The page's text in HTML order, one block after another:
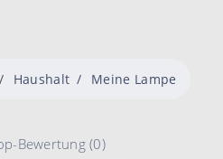
Haushalt Meine Lampe
Bewertung (0)